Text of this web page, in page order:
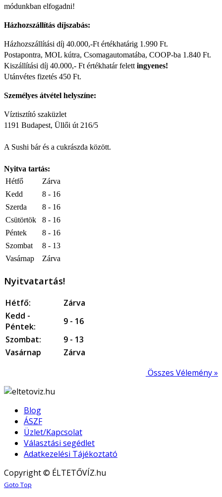
módunkban elfogadni!
Házhozszállítás díjszabás:
Házhozszállítási díj 40.000,-Ft értékhatárig 1.990 Ft.
Postapontra, MOL kútra, Csomagautomatába, COOP-ba 1.840 Ft.
Kiszállítási díj 40.000,- Ft értékhatár felett ingyenes!
Utánvétes fizetés 450 Ft.
Személyes átvétel helyszíne:
Víztisztító szaküzlet
1191 Budapest, Üllői út 216/5
A Sushi bár és a cukrászda között.
Nyitva tartás:
Hétfő
Zárva
Kedd
8 - 16
Szerda
8 - 16
Csütörtök
8 - 16
Péntek
8 - 16
Szombat
8 - 13
Vasárnap
Zárva
Nyitvatartás!
Hétfő:
Zárva
Kedd -
Péntek:
9 - 16
Szombat:
9 - 13
Vasárnap
Zárva
Összes Vélemény »
Blog
ÁSZF
Üzlet/Kapcsolat
Választási segédlet
Adatkezelési Tájékoztató
Copyright © ÉLTETŐVÍZ.hu
Joomla! 3 Templates
Goto Top